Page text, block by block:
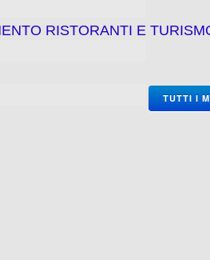
RISTORANTI E
TUTTI I